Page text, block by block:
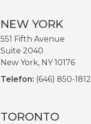
NEW YORK
551 Fifth Avenue
Suite 2040
New York, NY 10176
Telefon: (646) 850-1812
TORONTO